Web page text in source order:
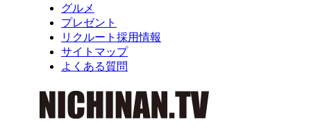
グルメ
プレゼント
リクルート採用情報
サイトマップ
よくある質問